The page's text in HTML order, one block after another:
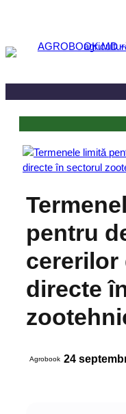
conținut
pentru
cererilor
directe
Agrobook 24